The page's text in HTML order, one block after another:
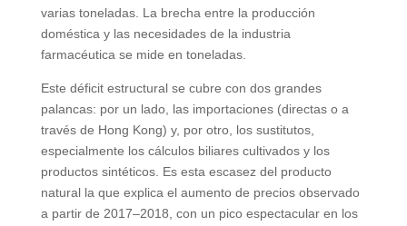
varias toneladas. La brecha entre la producción
doméstica y las necesidades de la industria
farmacéutica se mide en toneladas.
Este déficit estructural se cubre con dos grandes
palancas: por un lado, las importaciones (directas o a
través de Hong Kong) y, por otro, los sustitutos,
especialmente los cálculos biliares cultivados y los
productos sintéticos. Es esta escasez del producto
natural la que explica el aumento de precios observado
a partir de 2017–2018, con un pico espectacular en los